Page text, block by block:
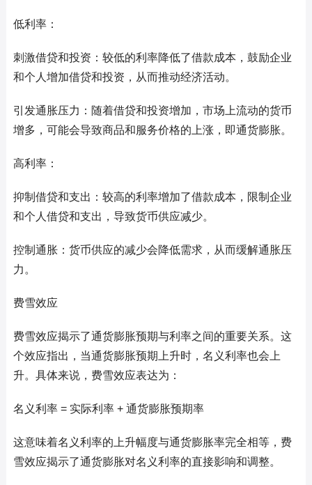
低利率：
刺激借贷和投资：较低的利率降低了借款成本，鼓励企业
和个人增加借贷和投资，从而推动经济活动。
引发通胀压力：随着借贷和投资增加，市场上流动的货币
增多，可能会导致商品和服务价格的上涨，即通货膨胀。
高利率：
抑制借贷和支出：较高的利率增加了借款成本，限制企业
和个人借贷和支出，导致货币供应减少。
控制通胀：货币供应的减少会降低需求，从而缓解通胀压
力。
费雪效应
费雪效应揭示了通货膨胀预期与利率之间的重要关系。这
个效应指出，当通货膨胀预期上升时，名义利率也会上
升。具体来说，费雪效应表达为：
名义利率 = 实际利率 + 通货膨胀预期率
这意味着名义利率的上升幅度与通货膨胀率完全相等，费
雪效应揭示了通货膨胀对名义利率的直接影响和调整。